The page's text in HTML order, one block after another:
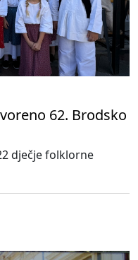
62. Brodsko
dječje folklorne